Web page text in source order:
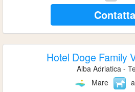
Contatta
Hotel Doge Family
Alba Adriatica -
Mare